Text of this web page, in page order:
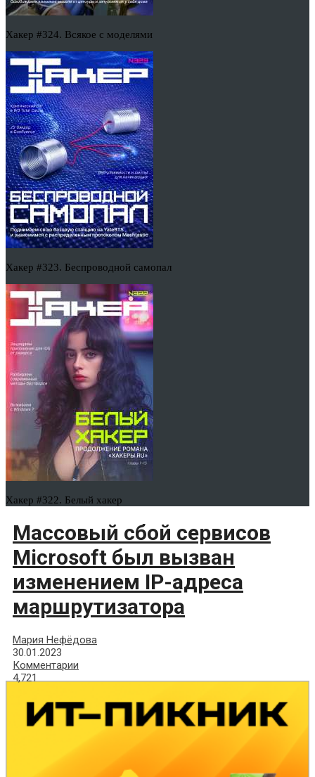
Хакер #324. Всякое с моделями
Хакер #323. Беспроводной самопал
Хакер #322. Белый хакер
Массовый сбой сервисов
Microsoft был вызван
изменением IP-адреса
маршрутизатора
Мария Нефёдова
30.01.2023
Комментарии
4,721